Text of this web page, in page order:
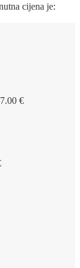
cijena je:
7.00 €